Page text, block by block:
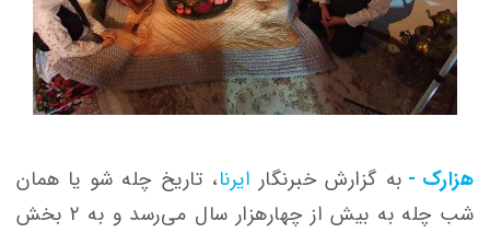
هزارک - به گزارش خبرنگار ایرنا، تاریخ چله شو یا همان
شب چله به بیش از چهارهزار سال می‌رسد و به ۲ بخش